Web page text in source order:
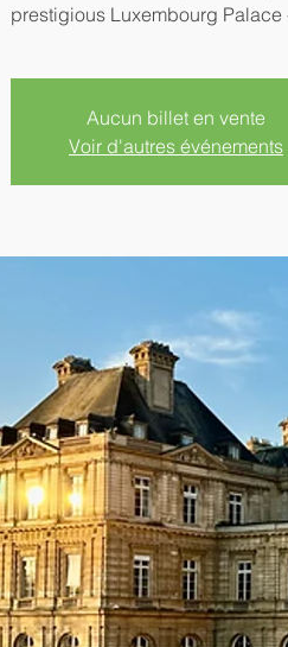
prestigious Luxembourg Palace
Aucun billet en vente
Voir d'autres événements